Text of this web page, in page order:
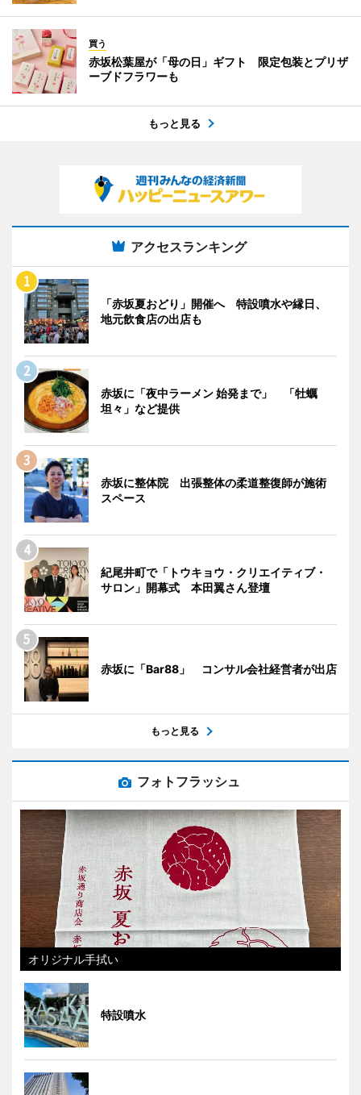
買う
赤坂松葉屋が「母の日」ギフト 限定包装とプリザ
ーブドフラワーも
もっと見る
アクセスランキング
「赤坂夏おどり」開催へ 特設噴水や縁日、
地元飲食店の出店も
赤坂に「夜中ラーメン 始発まで」 「牡蠣
坦々」など提供
赤坂に整体院 出張整体の柔道整復師が施術
スペース
紀尾井町で「トウキョウ・クリエイティブ・
サロン」開幕式 本田翼さん登壇
赤坂に「Bar88」 コンサル会社経営者が出店
もっと見る
フォトフラッシュ
オリジナル手拭い
特設噴水